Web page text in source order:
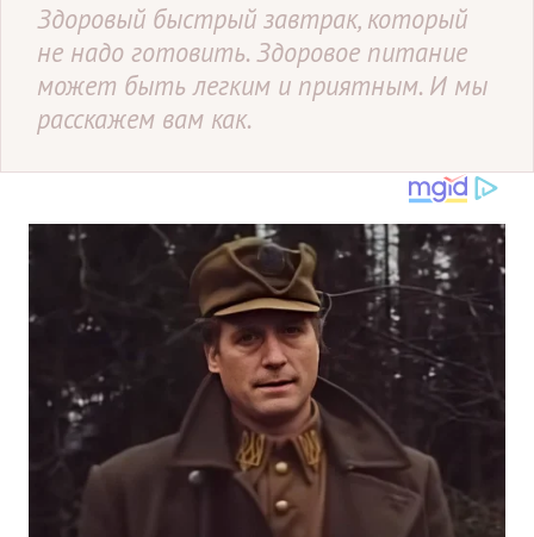
Здоровый быстрый завтрак, который
не надо готовить. Здоровое питание
может быть легким и приятным. И мы
расскажем вам как.